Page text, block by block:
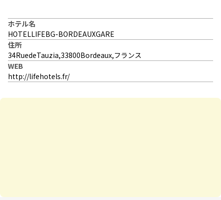
ホテル名
HOTELLIFEBG-BORDEAUXGARE
住所
34RuedeTauzia,33800Bordeaux,フランス
WEB
http://lifehotels.fr/